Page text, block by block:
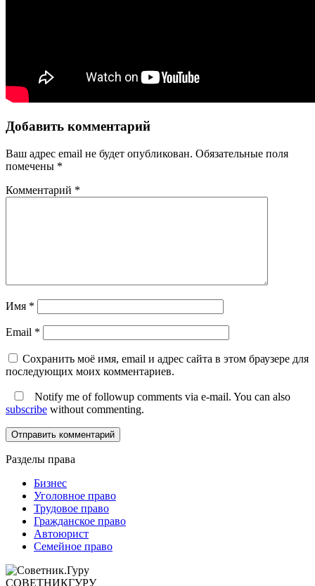
Добавить комментарий
Ваш адрес email не будет опубликован. Обязательные поля
помечены *
Комментарий *
Имя *
Email *
Сохранить моё имя, email и адрес сайта в этом браузере для
последующих моих комментариев.
Notify me of followup comments via e-mail. You can also
subscribe without commenting.
Разделы права
Бизнес
Уголовное право
Трудовое право
Гражданское право
Автоюрист
Семейное право
СОВЕТНИКГУРУ